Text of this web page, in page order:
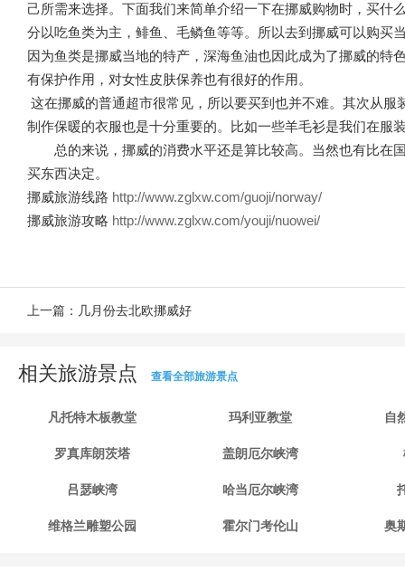
己所需来选择。下面我们来简单介绍一下在挪威购物时，买什
分以吃鱼类为主，鲱鱼、毛鳞鱼等等。所以去到挪威可以购买
因为鱼类是挪威当地的特产，深海鱼油也因此成为了挪威的
有保护作用，对女性皮肤保养也有很好的作用。
这在挪威的普通超市很常见，所以要买到也并不难。其次从
制作保暖的衣服也是十分重要的。比如一些羊毛衫是我们在服
总的来说，挪威的消费水平还是算比较高。当然也有比在
买东西决定。
挪威旅游线路 http://www.zglxw.com/guoji/norway/
挪威旅游攻略 http://www.zglxw.com/youji/nuowei/
上一篇： 几月份去北欧挪威好
相关旅游景点 查看全部旅游景点
凡托特木板教堂 玛利亚教堂 自
罗真库朗茨塔 盖朗厄尔峡湾
吕瑟峡湾 哈当厄尔峡湾
维格兰雕塑公园 霍尔门考伦山 奥